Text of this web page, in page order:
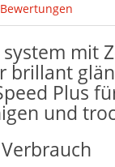
Bewertungen
mit
brillant
Plus
und